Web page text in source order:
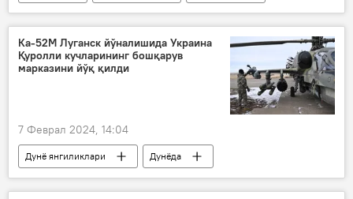
Александр Лукашенко
Ка-52М Луганск йўналишида Украина
Қуролли кучларининг бошқарув
марказини йўқ қилди
7 Феврал 2024, 14:04
Дунё янгиликлари
Дунёда
Россия
Украина